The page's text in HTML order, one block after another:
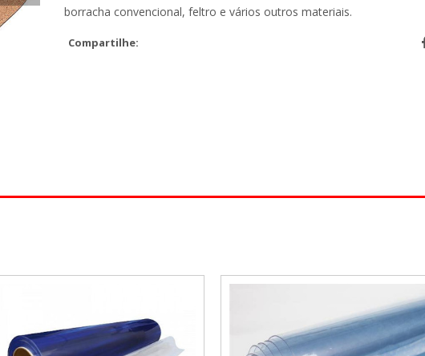
borracha convencional, feltro e vários outros materiais.
Compartilhe: